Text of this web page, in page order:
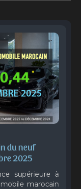
du neuf
2025
supérieure à
marocain